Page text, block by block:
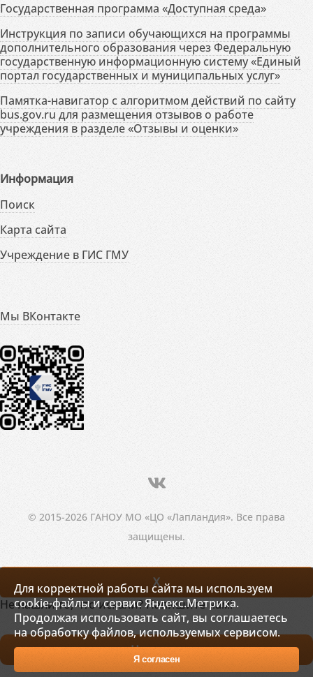
Государственная программа «Доступная среда»
Инструкция по записи обучающихся на программы
дополнительного образования через Федеральную
государственную информационную систему «Единый
портал государственных и муниципальных услуг»
Памятка-навигатор с алгоритмом действий по сайту
bus.gov.ru для размещения отзывов о работе
учреждения в разделе «Отзывы и оценки»
Информация
Поиск
Карта сайта
Учреждение в ГИС ГМУ
Мы ВКонтакте
© 2015-2026 ГАНОУ МО «ЦО «Лапландия». Все права
защищены.
Для корректной работы сайта мы используем
cookie-файлы и сервис Яндекс.Метрика.
Продолжая использовать сайт, вы соглашаетесь
на обработку файлов, используемых сервисом.
Я согласен
X
Не нашли то, что искали? Напишите нам!
Написать